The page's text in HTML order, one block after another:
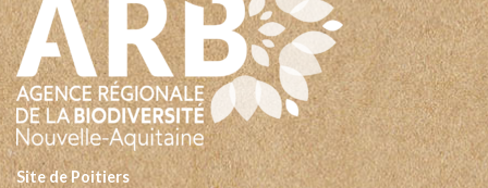
Site de Poitiers